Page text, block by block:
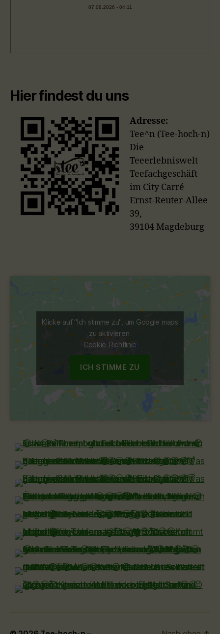
Hier findest du uns
Adresse:
Tee^n (Tee-hoch-n)
Die
Teeerlebniswelt
Teefachgeschäft
im City Carré
Ernst-Reuter-Allee
39,
39104 Magdeburg
Klicke auf "Ich stimme zu", um Google maps
zu aktivieren
Cookie-Richtlinie
ICH STIMME ZU